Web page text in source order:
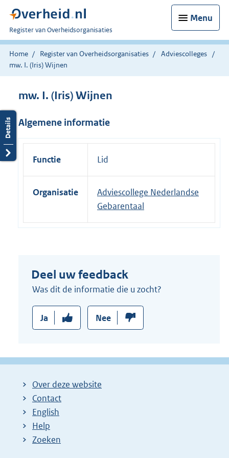
Menu
U
bent
nu
hier:
Register van Overheidsorganisaties
Home Register van Overheidsorganisaties
Adviescolleges
mw. I. (Iris) Wijnen
mw. I. (Iris) Wijnen
Algemene informatie
Functie Lid
Organisatie
Adviescollege Nederlandse
Gebarentaal
Deel uw feedback
Was dit de informatie die u zocht?
Ja Nee
Over deze website
Contact
English
Help
Zoeken